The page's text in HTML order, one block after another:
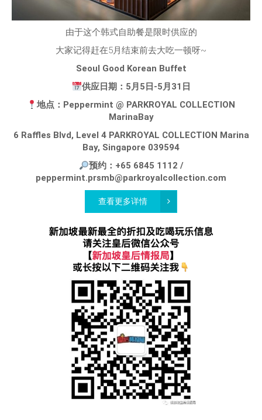
由于这个韩式自助餐是限时供应的
大家记得赶在5月结束前去大吃一顿呀~
Seoul Good Korean Buffet
供应日期：5月5日-5月31日
地点：Peppermint @ PARKROYAL COLLECTION
MarinaBay
6 Raffles Blvd, Level 4 PARKROYAL COLLECTION Marina
Bay, Singapore 039594
预约：+65 6845 1112 /
peppermint.prsmb@parkroyalcollection.com
查看更多详情